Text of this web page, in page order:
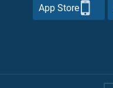
App Store